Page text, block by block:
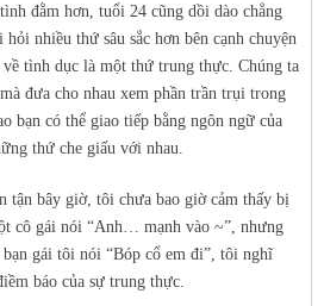
đằm hơn, tuổi 24 cũng dồi dào chẳng
nhiều thứ sâu sắc hơn bên cạnh chuyện
tình dục là một thứ trung thực. Chúng ta
đưa cho nhau xem phần trần trụi trong
bạn có thể giao tiếp bằng ngôn ngữ của
thứ che giấu với nhau.
tận bây giờ, tôi chưa bao giờ cảm thấy bị
cô gái nói “Anh… mạnh vào ~”, nhưng
gái tôi nói “Bóp cổ em đi”, tôi nghĩ
báo của sự trung thực.